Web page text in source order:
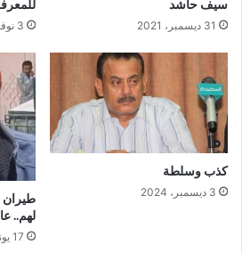
سيف حاشد
31 ديسمبر، 2021 3 نوفمبر، 2023
كذب وسلطة
3 ديسمبر، 2024
طيران
لهم..
17 يونيو، 2024